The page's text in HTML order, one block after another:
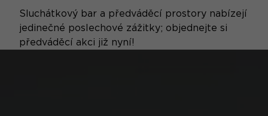
Sluchátkový bar a předváděcí prostory nabízejí
jedinečné poslechové zážitky; objednejte si
předváděcí akci již nyní!